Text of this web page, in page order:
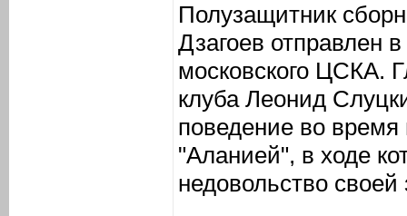
Полузащитник
Дзагоев отправлен
московского ЦСКА.
клуба Леонид
поведение во время
"Аланией", в ходе
недовольство